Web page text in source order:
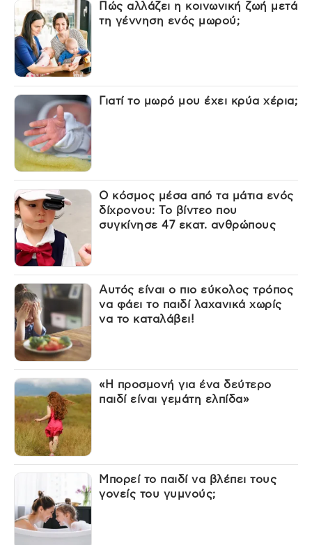
Πώς αλλάζει η κοινωνική ζωή μετά
τη γέννηση ενός μωρού;
Γιατί το μωρό μου έχει κρύα χέρια;
Ο κόσμος μέσα από τα μάτια ενός
δίχρονου: Το βίντεο που
συγκίνησε 47 εκατ. ανθρώπους
Αυτός είναι ο πιο εύκολος τρόπος
να φάει το παιδί λαχανικά χωρίς
να το καταλάβει!
«Η προσμονή για ένα δεύτερο
παιδί είναι γεμάτη ελπίδα»
Μπορεί το παιδί να βλέπει τους
γονείς του γυμνούς;